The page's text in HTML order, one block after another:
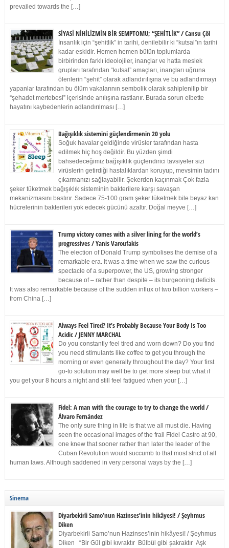
prevailed towards the […]
SİYASİ NİHİLİZMİN BİR SEMPTOMU; “ŞEHİTLİK” / Cansu Çöl
İnsanlık için “şehitlik” in tarihi, denilebilir ki “kutsal”ın tarihi
kadar eskidir. Hemen hemen bütün toplumlarda
birbirinden farklı ideolojiler, inançlar ve hatta meslek
grupları tarafından “kutsal” amaçları, inançları uğruna
ölenlerin “şehit” olarak adlandırılışına ve bu adlandırmayı
yapanlar tarafından bu ölüm vakalarının sembolik olarak sahiplenilip bir
“şehadet mertebesi” içerisinde anılışına rastlanır. Burada sorun elbette
hayatını kaybedenlerin adlandırılması […]
Bağışıklık sistemini güçlendirmenin 20 yolu
Soğuk havalar geldiğinde virüsler tarafından hasta
edilmek hiç hoş değildir. Bu yüzden şimdi
bahsedeceğimiz bağışıklık güçlendirici tavsiyeler sizi
virüslerin getirdiği hastalıklardan koruyup, mevsimin tadını
çıkarmanızı sağlayabilir. Şekerden kaçınmak Çok fazla
şeker tüketmek bağışıklık sisteminin bakterilere karşı savaşan
mekanizmasını bastırır. Sadece 75-100 gram şeker tüketmek bile beyaz kan
hücrelerinin bakterileri yok edecek gücünü azaltır. Doğal meyve […]
Trump victory comes with a silver lining for the world’s
progressives / Yanis Varoufakis
The election of Donald Trump symbolises the demise of a
remarkable era. It was a time when we saw the curious
spectacle of a superpower, the US, growing stronger
because of – rather than despite – its burgeoning deficits.
It was also remarkable because of the sudden influx of two billion workers –
from China […]
Always Feel Tired? It’s Probably Because Your Body Is Too
Acidic / JENNY MARCHAL
Do you constantly feel tired and worn down? Do you find
you need stimulants like coffee to get you through the
morning or even generally throughout the day? Your first
go-to solution may well be to get more sleep but what if
you get your 8 hours a night and still feel fatigued when your […]
Fidel: A man with the courage to try to change the world /
Álvaro Fernández
The only sure thing in life is that we all must die. Having
seen the occasional images of the frail Fidel Castro at 90,
one knew that sooner rather than later the leader of the
Cuban Revolution would succumb to that most strict of all
human laws. Although saddened in very personal ways by the […]
Sinema
Diyarbekirli Samo’nun Hazinses’inin hikâyesi! / Şeyhmus
Diken
Diyarbekirli Samo’nun Hazinses’inin hikâyesi! / Şeyhmus
Diken “Bir Gül gibi kıvraktır Bülbül gibi şakraktır Aşk